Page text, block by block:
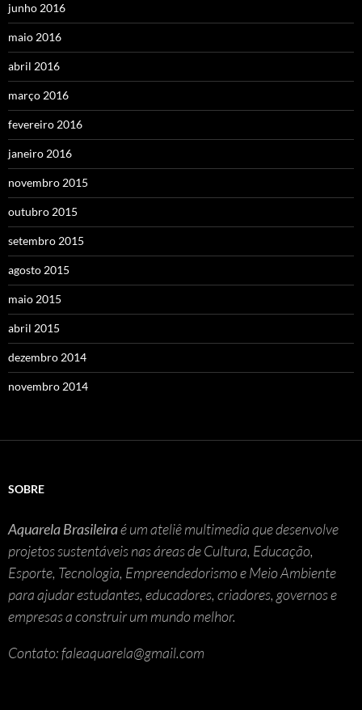
junho 2016
maio 2016
abril 2016
março 2016
fevereiro 2016
janeiro 2016
novembro 2015
outubro 2015
setembro 2015
agosto 2015
maio 2015
abril 2015
dezembro 2014
novembro 2014
SOBRE
Aquarela Brasileiraé um ateliê multimedia que desenvolve
projetos sustentáveis nas áreas de Cultura, Educação,
Esporte, Tecnologia, Empreendedorismo e Meio Ambiente
para ajudar estudantes, educadores, criadores, governos e
empresas a construir um mundo melhor.
Contato: faleaquarela@gmail.com